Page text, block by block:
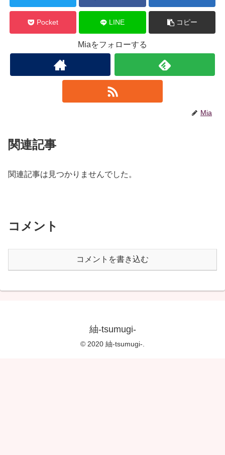
Pocket LINE コピー
Miaをフォローする
Mia
関連記事
関連記事は見つかりませんでした。
コメント
コメントを書き込む
紬-tsumugi-
© 2020 紬-tsumugi-.